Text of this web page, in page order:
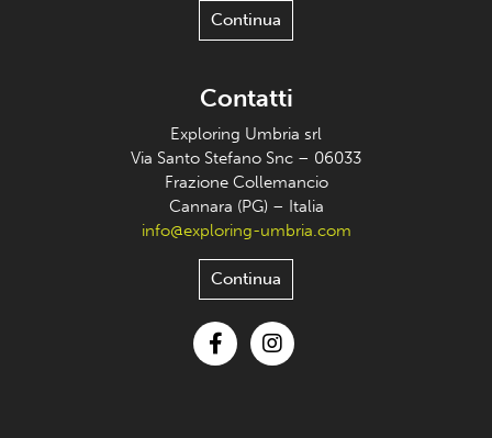
Continua
Contatti
Exploring Umbria srl
Via Santo Stefano Snc – 06033
Frazione Collemancio
Cannara (PG) – Italia
info@exploring-umbria.com
Continua